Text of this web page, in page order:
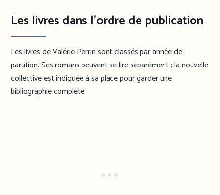
Les livres dans l’ordre de publication
Les livres de Valérie Perrin sont classés par année de
parution. Ses romans peuvent se lire séparément ; la nouvelle
collective est indiquée à sa place pour garder une
bibliographie complète.